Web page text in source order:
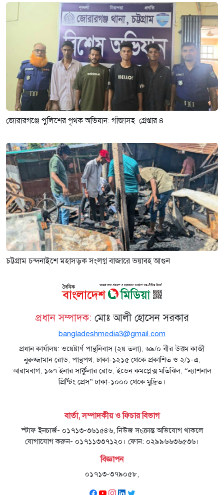
জোরারগঞ্জে পুলিশের পৃথক অভিযান: গাঁজাসহ গ্রেপ্তার ৪
চট্টগ্রাম চন্দনাইশে মহাসড়ক সংলগ্ন বাজারে ভয়াবহ আগুন
প্রধান সম্পাদক: মোঃ আলী হোসেন সরকার
bangladeshmedia3@gmail.com
প্রধান কার্যালয়: ওয়েষ্টার্ণ পান্থনিবাস (২য় তলা), ৬৯/০ বীর উত্তম কাজী
নুরুজ্জামান রোড, পান্থপথ, ঢাকা-১২১৫ থেকে প্রকাশিত ও ২/১-এ,
আরামবাগ, ১৬৭ ইনার সার্কুলার রোড, ইডেন কমপ্লেক্স মতিঝিল, “ন্যাশনাল
প্রিন্টিং প্রেস” ঢাকা-১০০০ থেকে মুদ্রিত।
বার্তা, সম্পাদকীয় ও ফিচার বিভাগ
স্টাফ ইনচার্জ- ০১৭১৩-৩৬১৫৪৬, নিউজ সংক্রান্ত অভিযোগ থাকলে
যোগাযোগ করুন- ০১৭১১৩৩৭১২০। ফোন: ০২৯৯৬৬৩৬৫৩৬।
বিজ্ঞাপন
০১৭১৩-৩৭৯০৫৮,